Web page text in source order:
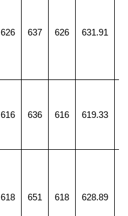
626 637 626 631.91
616 636 616 619.33
618 651 618 628.89